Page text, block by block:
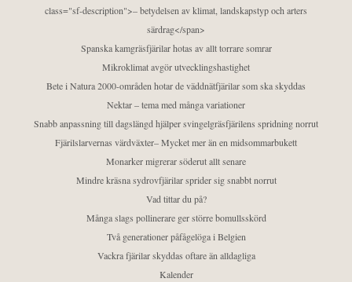
class="sf-description">– betydelsen av klimat, landskapstyp och arters
särdrag</span>
Spanska kamgräsfjärilar hotas av allt torrare somrar
Mikroklimat avgör utvecklingshastighet
Bete i Natura 2000-områden hotar de väddnätfjärilar som ska skyddas
Nektar – tema med många variationer
Snabb anpassning till dagslängd hjälper svingelgräsfjärilens spridning norrut
Fjärilslarvernas värdväxter– Mycket mer än en midsommarbukett
Monarker migrerar söderut allt senare
Mindre kräsna sydrovfjärilar sprider sig snabbt norrut
Vad tittar du på?
Många slags pollinerare ger större bomullsskörd
Två generationer påfågelöga i Belgien
Vackra fjärilar skyddas oftare än alldagliga
Kalender